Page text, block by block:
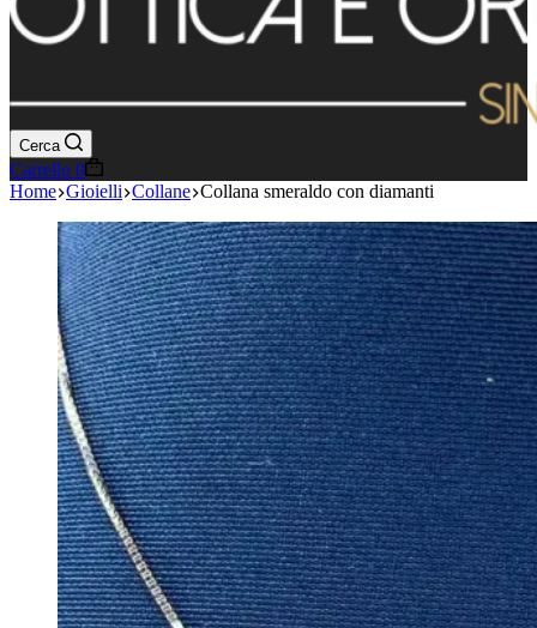
Cerca
Carrello 0
Home Gioielli Collane Collana smeraldo con diamanti